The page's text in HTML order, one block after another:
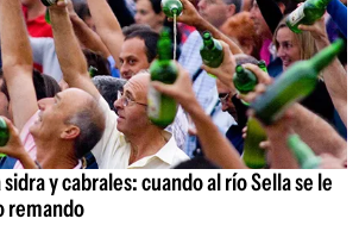
y cabrales: cuando al río Sella se le
remando